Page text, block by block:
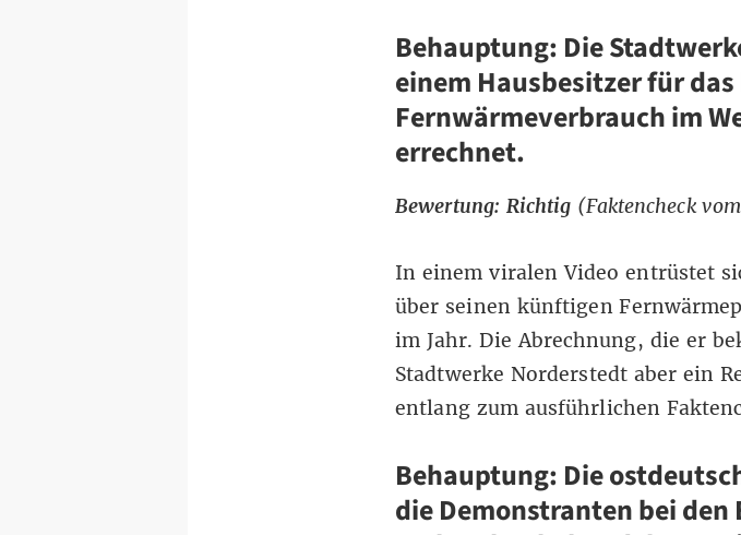
Behauptung: Die
einem Hausbesitzer für
Fernwärmeverbrauch im
errechnet.
Bewertung: Richtig (Faktencheck
In einem viralen Video entrüstet
über seinen künftigen
im Jahr. Die Abrechnung, die er
Stadtwerke Norderstedt aber ein
entlang zum ausführlichen
Behauptung: Die
die Demonstranten bei